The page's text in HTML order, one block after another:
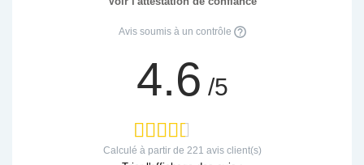
Avis soumis à un contrôle
4.6 /5
Calculé à partir de 221 avis client(s)